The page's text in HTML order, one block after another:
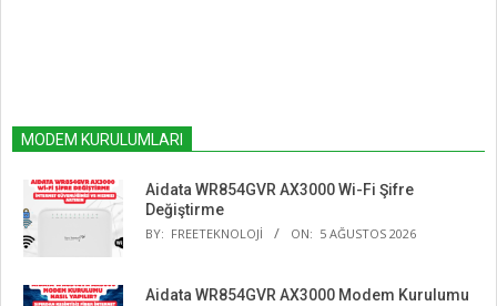
MODEM KURULUMLARI
Aidata WR854GVR AX3000 Wi-Fi Şifre
Değiştirme
BY: FREETEKNOLOJI ON: 5 AĞUSTOS 2026
Aidata WR854GVR AX3000 Modem Kurulumu